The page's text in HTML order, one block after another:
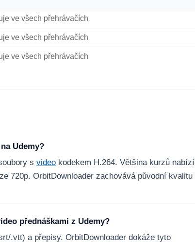
ve všech přehrávačích
ve všech přehrávačích
ve všech přehrávačích
Udemy?
s video kodekem H.264. Většina kurzů nabízí
720p. OrbitDownloader zachovává původní kvalitu
přednáškami z Udemy?
.vtt) a přepisy. OrbitDownloader dokáže tyto